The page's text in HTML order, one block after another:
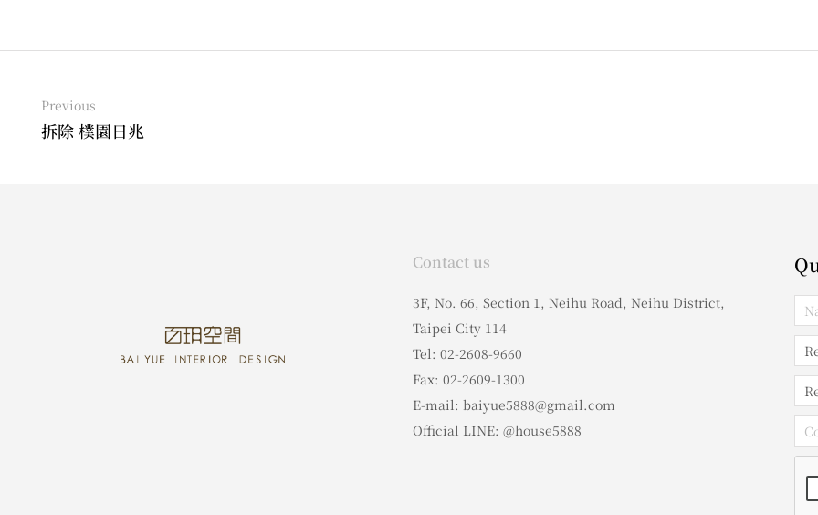
Previous
拆除 樸園日兆
Contact us
3F, No. 66, Section 1, Neihu Road, Neihu District,
Taipei City 114
Tel: 02-2608-9660
Fax: 02-2609-1300
E-mail: baiyue5888@gmail.com
Official LINE: @house5888